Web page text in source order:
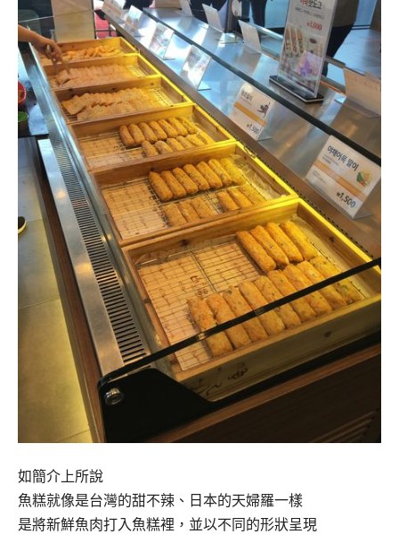
如簡介上所說
魚糕就像是台灣的甜不辣、日本的天婦羅一樣
是將新鮮魚肉打入魚糕裡，並以不同的形狀呈現